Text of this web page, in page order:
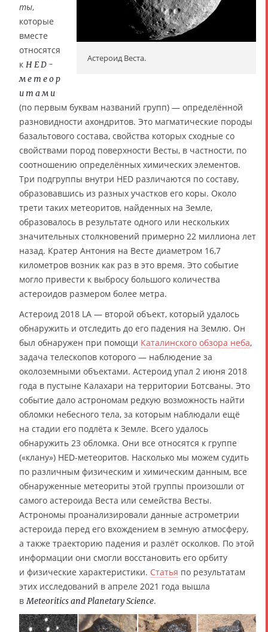
Астероид Веста.
ты,
которые
вместе
относятся
к HED-
метеор
итами
(по первым буквам названий групп) — определённой
разновидности ахондритов. Это магматические породы
базальтового состава, свойства которых сходные со
свойствами пород поверхности Весты, в частности, по
соотношению определённых химических элементов.
Три подгруппы внутри HED различаются по составу,
образовавшись из разных участков его коры. Около
трети таких метеоритов, найденных на Земле,
образовалось в результате одного или нескольких
значительных столкновений примерно 22 миллиона лет
назад. Кратер Антония на Весте диаметром 16,7
километров возник как раз в это время. Это событие
могло привести к выбросу большого количества
астероидов размером более метра.
Астероид 2018 LA — второй объект, который удалось
обнаружить и отследить до его падения на Землю. Он
был обнаружен при помощи Каталинского обзора неба,
задача телескопов которого — наблюдение за
околоземными объектами. Астероид упал 2 июня 2018
года в пустыне Калахари на территории Ботсваны. Это
событие дало астрономам редкую возможность найти
обломки небесного тела, за которым наблюдали ещё
на стадии его подлёта к Земле. Всего удалось
обнаружить 23 обломка. Они все относятся к группе
(«клану») HED-метеоритов. Насколько мы можем судить
по различным физическим и химическим данным, все
обнаруженные метеориты этой группы произошли от
самого астероида Веста или семейства Весты.
Астрономы проанализировали данные астрометрии
астероида перед его вхождением в земную атмосферу,
а также траекторию падения и разлёт осколков. По этой
информации они смогли восстановить его орбиту
и физические характеристики. Статья по результатам
этих исследований в апреле 2021 года вышла
в Meteoritics and Planetary Science.